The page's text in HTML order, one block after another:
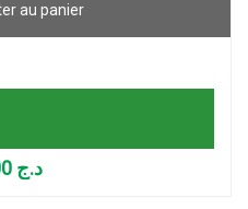
au panier
د.ج